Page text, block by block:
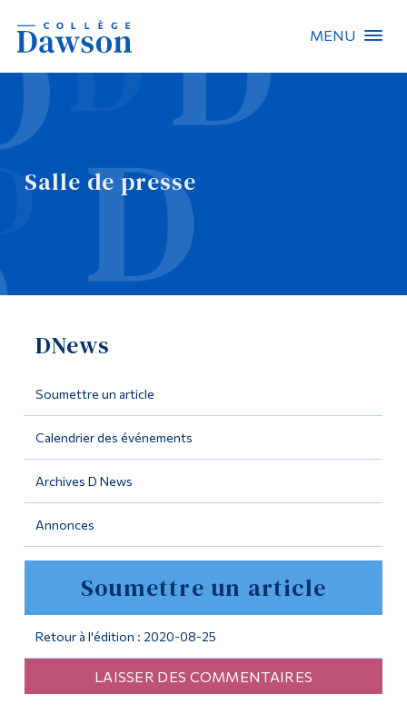
MENU
Salle de presse
DNews
Soumettre un article
Calendrier des événements
Archives D News
Annonces
Soumettre un article
Retour à l'édition : 2020-08-25
LAISSER DES COMMENTAIRES
Recherche sur le site
Recherche de personnes
EN
Omnivox
Outils
Programmes
Formation continue
Admissions
Qui vous êtes